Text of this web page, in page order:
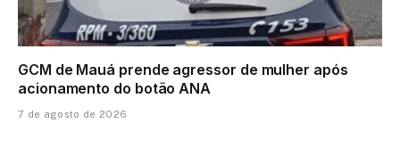
GCM de Mauá prende agressor de mulher após
acionamento do botão ANA
7 de agosto de 2026